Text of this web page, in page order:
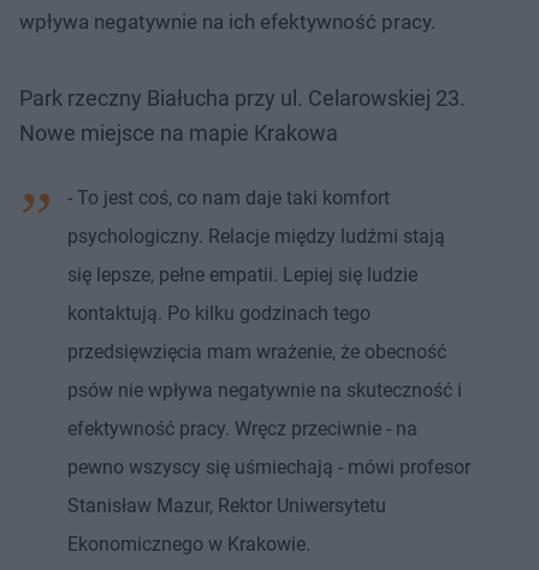
wpływa negatywnie na ich efektywność pracy.
Park rzeczny Białucha przy ul. Celarowskiej 23.
Nowe miejsce na mapie Krakowa
- To jest coś, co nam daje taki komfort
psychologiczny. Relacje między ludźmi stają
się lepsze, pełne empatii. Lepiej się ludzie
kontaktują. Po kilku godzinach tego
przedsięwzięcia mam wrażenie, że obecność
psów nie wpływa negatywnie na skuteczność i
efektywność pracy. Wręcz przeciwnie - na
pewno wszyscy się uśmiechają - mówi profesor
Stanisław Mazur, Rektor Uniwersytetu
Ekonomicznego w Krakowie.